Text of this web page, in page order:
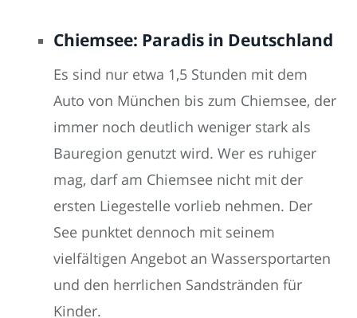
Chiemsee: Paradis in Deutschland
Es sind nur etwa 1,5 Stunden mit dem
Auto von München bis zum Chiemsee, der
immer noch deutlich weniger stark als
Bauregion genutzt wird. Wer es ruhiger
mag, darf am Chiemsee nicht mit der
ersten Liegestelle vorlieb nehmen. Der
See punktet dennoch mit seinem
vielfältigen Angebot an Wassersportarten
und den herrlichen Sandstränden für
Kinder.